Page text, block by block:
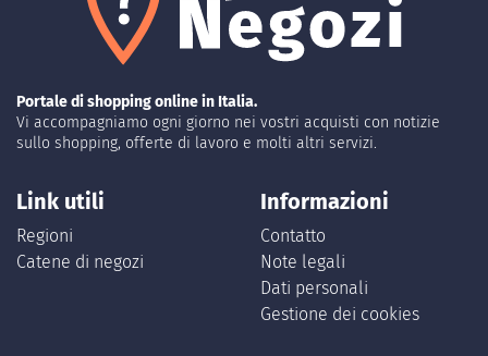
Portale di shopping online in Italia.
Vi accompagniamo ogni giorno nei vostri acquisti con notizie
sullo shopping, offerte di lavoro e molti altri servizi.
Link utili
Regioni
Catene di negozi
Informazioni
Contatto
Note legali
Dati personali
Gestione dei cookies